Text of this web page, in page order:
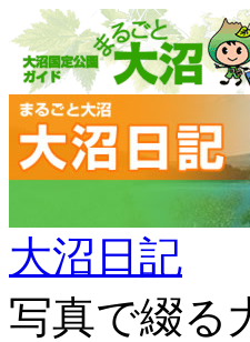
大沼日記
写真で綴る